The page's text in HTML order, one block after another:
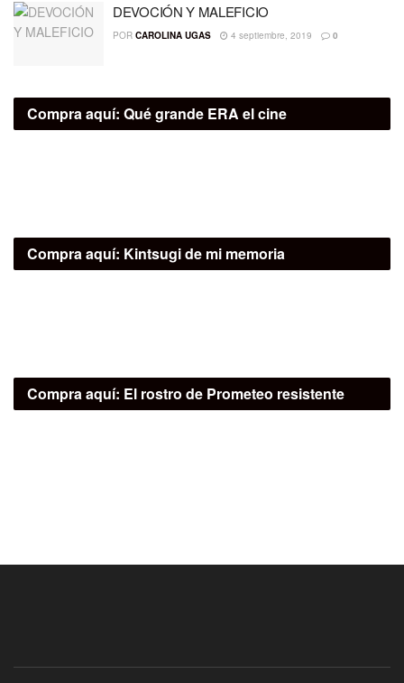
DEVOCIÓN Y MALEFICIO
POR CAROLINA UGAS 4 septiembre, 2019 0
Compra aquí: Qué grande ERA el cine
Compra aquí: Kintsugi de mi memoria
Compra aquí: El rostro de Prometeo resistente